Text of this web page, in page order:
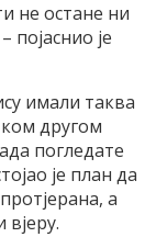
не остане ни
појаснио је
имали таква
другом
погледате
је план да
а